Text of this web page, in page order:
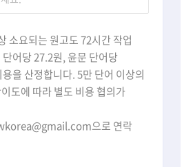
소요되는 원고도 72시간 작업
어당 27.2원, 윤문 단어당
을 산정합니다. 5만 단어 이상의
도에 따라 별도 비용 협의가
으로 연락